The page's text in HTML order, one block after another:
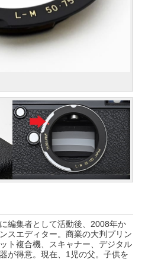
編集者として活動後、2008年か
スエディター。商業の大判プリン
ト複合機、スキャナー、デジタル
が得意。現在、1児の父。子供を